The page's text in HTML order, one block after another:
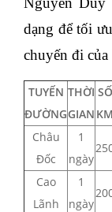
dạng để tối
chuyến đi của
TUYẾN
ĐƯỜNG
THỜI
GIAN
SỐ
KM
Châu
Đốc
1
ngày
Cao
Lãnh
1
ngày